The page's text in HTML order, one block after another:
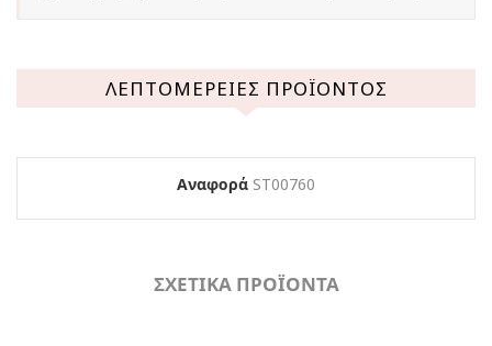
ΛΕΠΤΟΜΈΡΕΙΕΣ ΠΡΟΪΌΝΤΟΣ
Αναφορά ST00760
ΣΧΕΤΙΚΑ ΠΡΟΪΟΝΤΑ